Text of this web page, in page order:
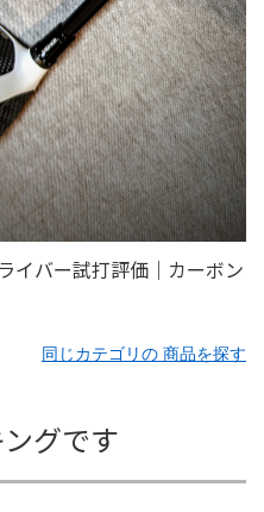
同じカテゴリの 商品を探す
グです